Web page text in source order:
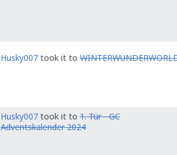
Husky007 took it to
Husky007 took it to 1. Tür - GC
Adventskalender 2024